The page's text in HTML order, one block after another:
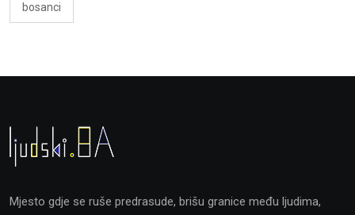
bosanci
Mjesto gdje se ruše predrasude, brišu granice među ljudima,